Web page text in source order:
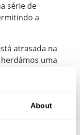
About
série de
a
atrasada na
uma
Até agora,
para o
No
ponto em que